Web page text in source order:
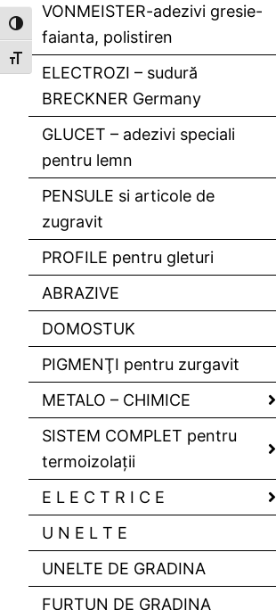
Toggle High Contrast
Toggle Font size
VONMEISTER-adezivi gresie-
faianta, polistiren
ELECTROZI – sudură
BRECKNER Germany
GLUCET – adezivi speciali
pentru lemn
PENSULE si articole de
zugravit
PROFILE pentru gleturi
ABRAZIVE
DOMOSTUK
PIGMENŢI pentru zurgavit
METALO – CHIMICE
SISTEM COMPLET pentru
termoizolaţii
E L E C T R I C E
U N E L T E
UNELTE DE GRADINA
FURTUN DE GRADINA